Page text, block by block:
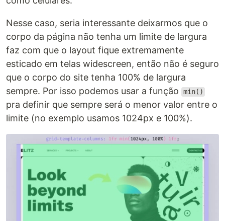
Nesse caso, seria interessante deixarmos que o
corpo da página não tenha um limite de largura
faz com que o layout fique extremamente
esticado em telas widescreen, então não é seguro
que o corpo do site tenha 100% de largura
sempre. Por isso podemos usar a função
min()
pra definir que sempre será o menor valor entre o
limite (no exemplo usamos 1024px e 100%).